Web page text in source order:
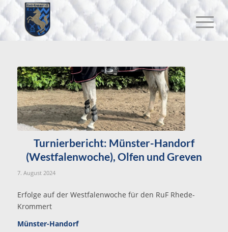
Turnierbericht: Münster-Handorf
(Westfalenwoche), Olfen und Greven
7. August 2024
Erfolge auf der Westfalenwoche für den RuF Rhede-
Krommert
Münster-Handorf